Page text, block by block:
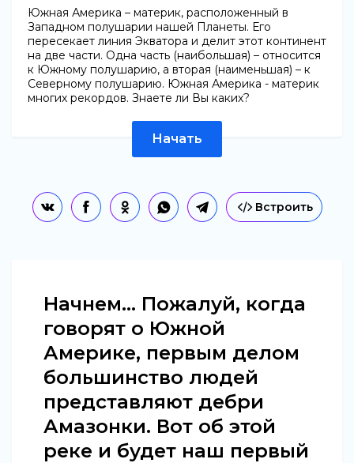
Южная Америка – материк, расположенный в
Западном полушарии нашей Планеты. Его
пересекает линия Экватора и делит этот континент
на две части. Одна часть (наибольшая) – относится
к Южному полушарию, а вторая (наименьшая) – к
Северному полушарию. Южная Америка - материк
многих рекордов. Знаете ли Вы каких?
Начать
Встроить
Начнем... Пожалуй, когда
говорят о Южной
Америке, первым делом
большинство людей
представляют дебри
Амазонки. Вот об этой
реке и будет наш первый